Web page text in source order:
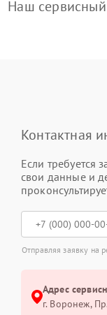
Наш
Контактная
Если требуется
свои данные и
Отправляя заявку на
Адрес
г. Воронеж,